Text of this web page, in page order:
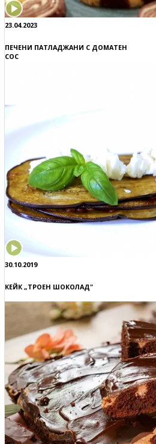
23.04.2023
ПЕЧЕНИ ПАТЛАДЖАНИ С ДОМАТЕН
СОС
30.10.2019
КЕЙК „ТРОЕН ШОКОЛАД"